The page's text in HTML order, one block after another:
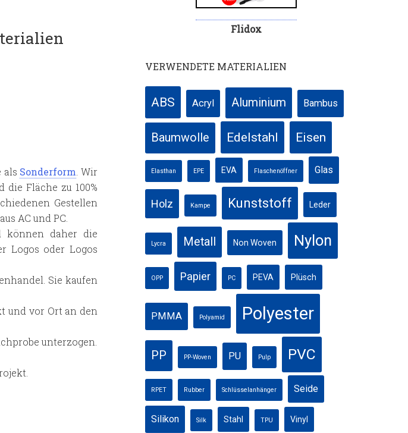
als Sonderform. Wir
Fläche zu 100%
Gestellen
AC und PC.
können daher die
Logos oder Logos
Sie kaufen
und vor Ort an den
unterzogen.
Flidox
VERWENDETE MATERIALIEN
ABS Acryl Aluminium Bambus
Baumwolle Edelstahl Eisen
Elasthan EPE EVA Flaschenöffner Glas
Holz Kampe Kunststoff Leder
Lycra Metall Non Woven Nylon
OPP Papier PC PEVA Plüsch
PMMA Polyamid Polyester
PP PP-Woven PU Pulp PVC
RPET Rubber Schlüsselanhänger Seide
Silikon Silk Stahl TPU Vinyl